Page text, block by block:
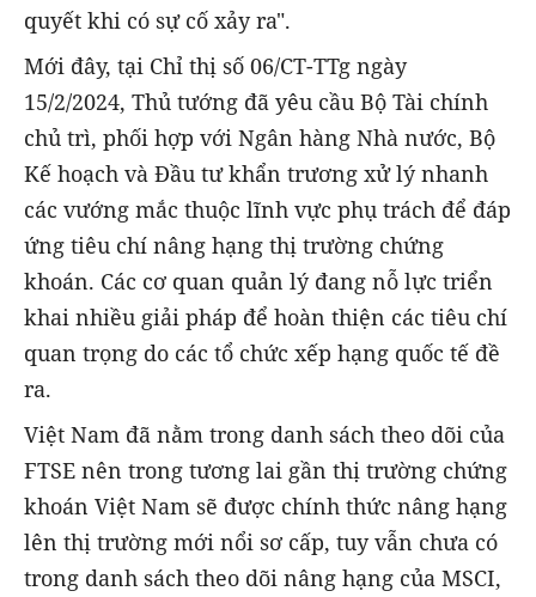
quyết khi có sự cố xảy ra".
Mới đây, tại Chỉ thị số 06/CT-TTg ngày
15/2/2024, Thủ tướng đã yêu cầu Bộ Tài chính
chủ trì, phối hợp với Ngân hàng Nhà nước, Bộ
Kế hoạch và Đầu tư khẩn trương xử lý nhanh
các vướng mắc thuộc lĩnh vực phụ trách để đáp
ứng tiêu chí nâng hạng thị trường chứng
khoán. Các cơ quan quản lý đang nỗ lực triển
khai nhiều giải pháp để hoàn thiện các tiêu chí
quan trọng do các tổ chức xếp hạng quốc tế đề
ra.
Việt Nam đã nằm trong danh sách theo dõi của
FTSE nên trong tương lai gần thị trường chứng
khoán Việt Nam sẽ được chính thức nâng hạng
lên thị trường mới nổi sơ cấp, tuy vẫn chưa có
trong danh sách theo dõi nâng hạng của MSCI,